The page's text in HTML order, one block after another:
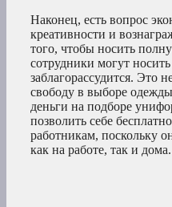
Наконец, есть вопрос
креативности и
того, чтобы носить
сотрудники могут
заблагорассудится. Это
свободу в выборе
деньги на подборе
позволить себе
работникам, поскольку
как на работе, так и дома.